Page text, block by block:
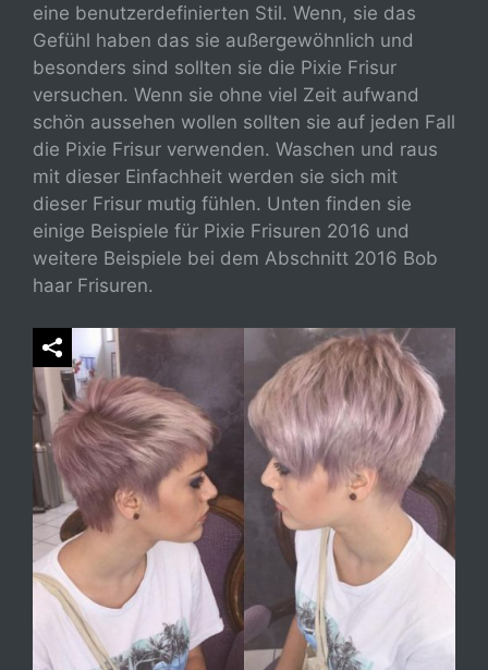
eine benutzerdefinierten Stil. Wenn, sie das
Gefühl haben das sie außergewöhnlich und
besonders sind sollten sie die Pixie Frisur
versuchen. Wenn sie ohne viel Zeit aufwand
schön aussehen wollen sollten sie auf jeden Fall
die Pixie Frisur verwenden. Waschen und raus
mit dieser Einfachheit werden sie sich mit
dieser Frisur mutig fühlen. Unten finden sie
einige Beispiele für Pixie Frisuren 2016 und
weitere Beispiele bei dem Abschnitt 2016 Bob
haar Frisuren.